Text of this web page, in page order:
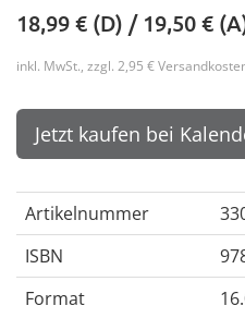
18,99€ (D) / 19,50€
inkl. MwSt., zzgl. 2,95 €
Jetzt kaufen bei
Artikelnummer
ISBN
Format